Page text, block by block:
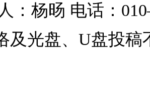
：杨旸 电话：
及光盘、U盘投稿